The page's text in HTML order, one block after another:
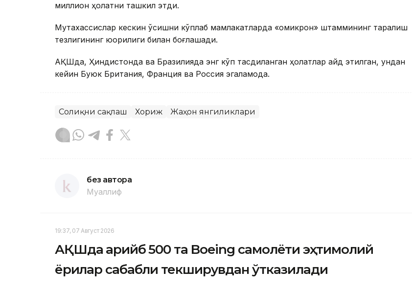
миллион ҳолатни ташкил этди.
Мутахассислар кескин ўсишни кўплаб мамлакатларда «омикрон» штаммининг тарқалиш
тезлигининг юқорилиги билан боғлашади.
АҚШда, Ҳиндистонда ва Бразилияда энг кўп тасдиқланган ҳолатлар қайд этилган, ундан
кейин Буюк Британия, Франция ва Россия эгаламоқда.
Соғлиқни сақлаш Хориж Жаҳон янгиликлари
без автора
Муаллиф
19:37, 07 Август 2026
АҚШда қарийб 500 та Boeing самолёти эҳтимолий
ёриқлар сабабли текширувдан ўтказилади